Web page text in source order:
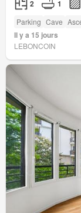
2 1
Parking Cave
Il y a 15 jours
LEBONCOIN